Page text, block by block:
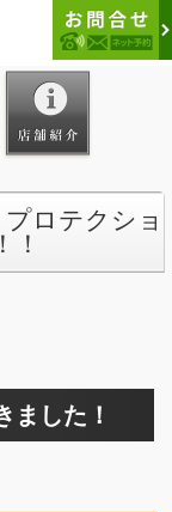
ロテクショ
ました！